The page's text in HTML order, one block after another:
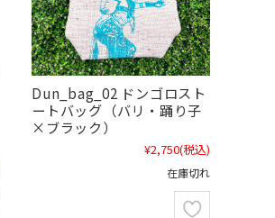
Dun_bag_02 ドンゴロスト
ートバッグ（バリ・踊り子
×ブラック）
¥2,750(税込)
在庫切れ